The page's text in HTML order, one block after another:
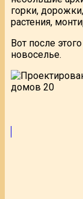
горки,
растения,
Вот после
новоселье.